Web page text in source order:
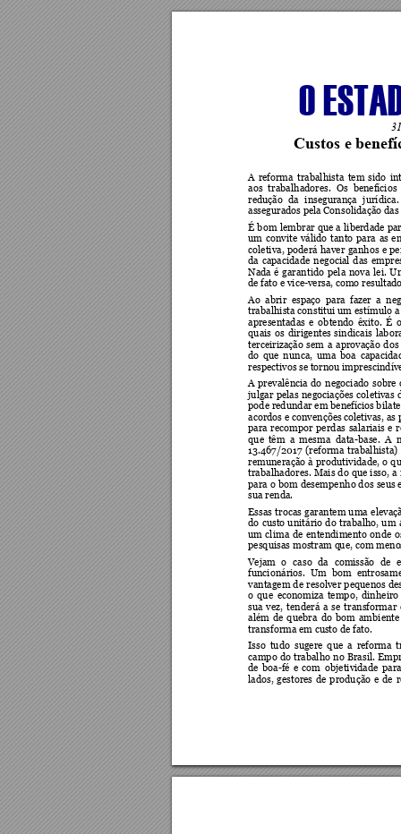
O
Custos e
A reforma trabalhista tem sido
aos trabalhadores. Os benefícios
redução da insegurança jurídica.
assegurados pela Consolidação
É bom lembrar que a liberdade
um convite válido tanto para as
coletiva, poderá haver ganhos e
da capacidade negocial das
Nada é garantido pela nova lei.
de fato e vice-versa, como resulta
Ao  abrir  espaço  para  fazer  a
trabalhista constitui um estímulo
apresentadas e obtendo êxito. É
quais os dirigentes sindicais
terceirização sem a aprovação dos
do que nunca, uma boa
respectivos se tornou impres
A prevalência do negociado sobre
julgar pelas negociações coletivas
pode redundar em benefícios
acordos e convenções coletivas, as
para recompor perdas salariais e
que têm  a mesma  data-base.  A
13.467/2017 (reforma trabalhista)
remuneração à produtividade, o
trabalhadores. Mais do que isso, a
para o bom desempenho dos seus
sua renda.
Essas trocas garantem uma
do custo unitário do trabalho, um
um clima de entendimento onde
pesquisas mostram que, com meno
Vejam
o caso da comissão de
funcionários. Um bom
vantagem de resolver pequenos
o que economiza tempo, dinheiro
sua vez, tenderá a se transformar
além de quebra do bom
transforma em custo de fato.
Isso tudo sugere que a reforma
campo do trabalho no Brasil.
de boa-fé e com objetividade
lados, gestores de produção e de